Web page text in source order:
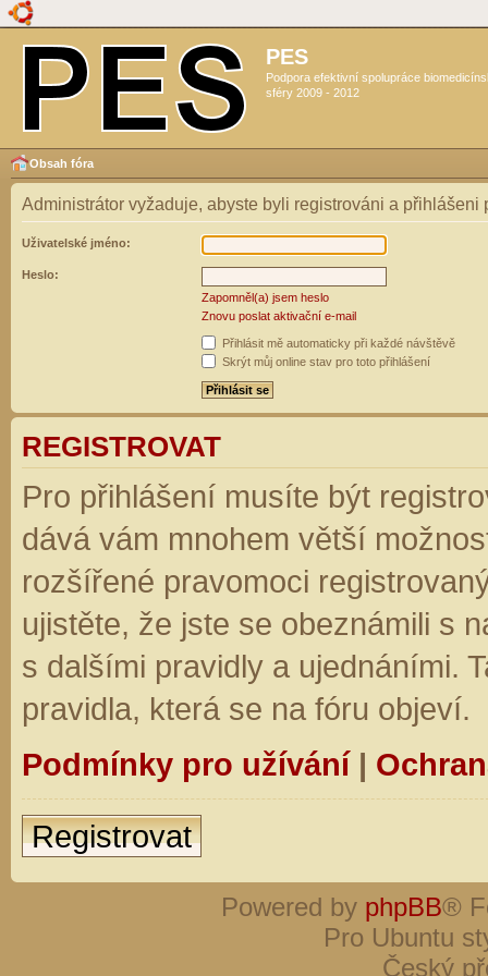
PES
Podpora efektivní spolupráce
sféry 2009 - 2012
Obsah fóra
Administrátor vyžaduje, abyste byli registrováni a přihlášeni
Uživatelské jméno:
Heslo:
Zapomněl(a) jsem heslo
Znovu poslat aktivační e-mail
Přihlásit mě automaticky při každé návštěvě
Skrýt můj online stav pro toto přihlášení
REGISTROVAT
Pro přihlášení musíte být
dává vám mnohem větší
rozšířené pravomoci
ujistěte, že jste se obeznámili s
s dalšími pravidly a ujednáními.
pravidla, která se na fóru objeví.
Podmínky pro užívání|
Registrovat
Powered by phpBB®
Pro Ubuntu
Český